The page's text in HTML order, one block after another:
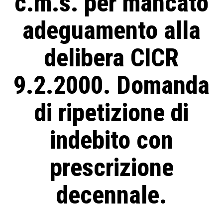
adeguamento alla
delibera CICR
9.2.2000. Domanda
di ripetizione di
indebito con
prescrizione
decennale.